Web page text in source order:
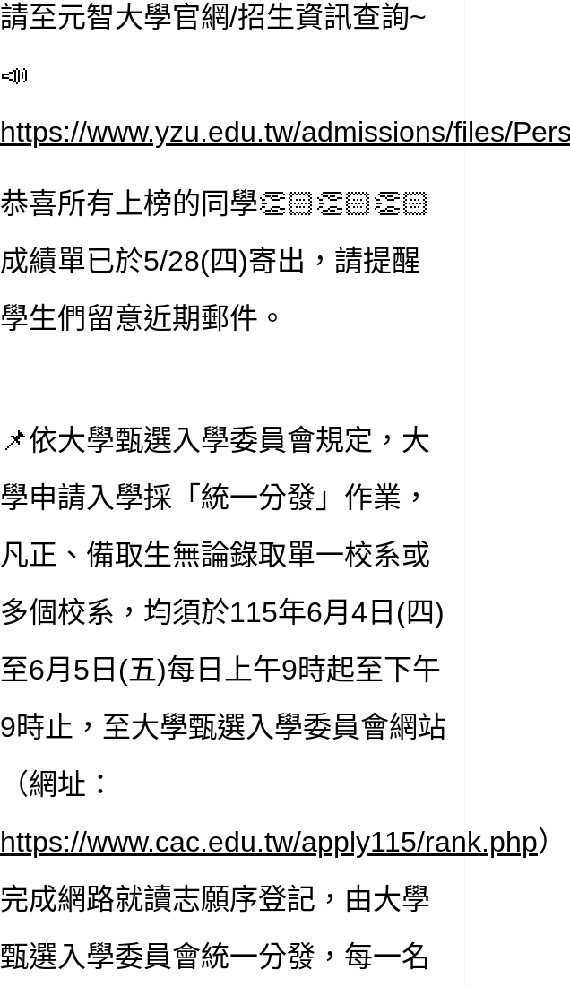
請至元智大學官網/招生資訊查詢~
📣
https://www.yzu.edu.tw/admissions/files/
恭喜所有上榜的同學👏🏻👏🏻👏🏻
成績單已於5/28(四)寄出，請提醒
學生們留意近期郵件。
📌依大學甄選入學委員會規定，大
學申請入學採「統一分發」作業，
凡正、備取生無論錄取單一校系或
多個校系，均須於115年6月4日(四)
至6月5日(五)每日上午9時起至下午
9時止，至大學甄選入學委員會網站
（網址：
https://www.cac.edu.tw/apply115/rank.php）
完成網路就讀志願序登記，由大學
甄選入學委員會統一分發，每一名